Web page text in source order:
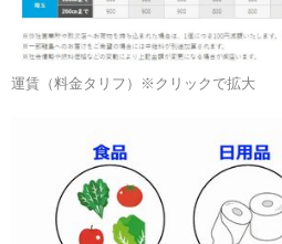
運賃（料金タリフ）※クリックで拡大